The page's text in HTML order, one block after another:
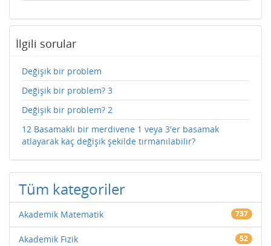
İlgili sorular
Değişik bir problem
Değişik bir problem? 3
Değişik bir problem? 2
12 Basamaklı bir merdivene 1 veya 3'er basamak
atlayarak kaç değişik şekilde tırmanılabilir?
Tüm kategoriler
Akademik Matematik 737
Akademik Fizik 52